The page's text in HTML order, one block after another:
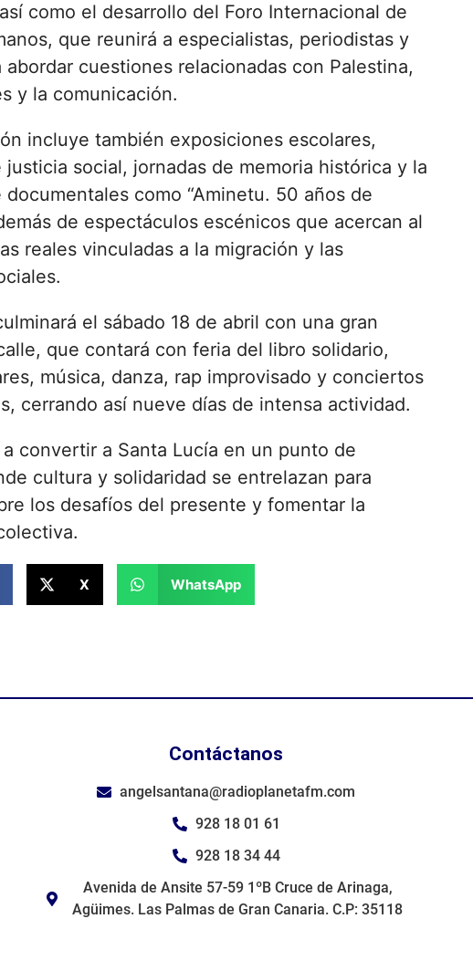
como el desarrollo del Foro Internacional de
que reunirá a especialistas, periodistas y
abordar cuestiones relacionadas con Palestina,
y la comunicación.
incluye también exposiciones escolares,
justicia social, jornadas de memoria histórica y la
como “Aminetu. 50 años de
de espectáculos escénicos que acercan al
reales vinculadas a la migración y las
el sábado 18 de abril con una gran
que contará con feria del libro solidario,
música, danza, rap improvisado y conciertos
cerrando así nueve días de intensa actividad.
a convertir a Santa Lucía en un punto de
cultura y solidaridad se entrelazan para
los desafíos del presente y fomentar la
X WhatsApp
Contáctanos
angelsantana@radioplanetafm.com
928 18 01 61
928 18 34 44
Avenida de Ansite 57-59 1ºB Cruce de Arinaga,
Agüimes. Las Palmas de Gran Canaria. C.P: 35118